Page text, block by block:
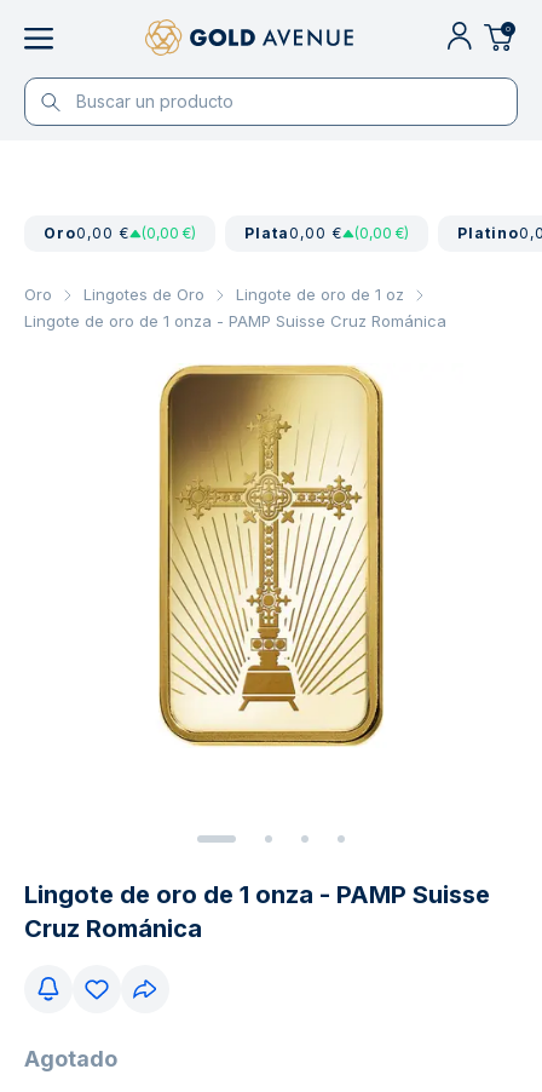
0
Oro0,00 € (0,00 €) Plata0,00 € (0,00 €) Platino
Oro Lingotes de Oro
Lingote de oro de 1 oz
Lingote de oro de 1 onza - PAMP Suisse Cruz Románica
Lingote de oro de 1 onza - PAMP Suisse
Cruz Románica
Agotado